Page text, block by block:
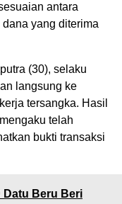
antara
yang diterima
(30), selaku
langsung ke
tersangka. Hasil
telah
bukti transaksi
Datu Beru Beri